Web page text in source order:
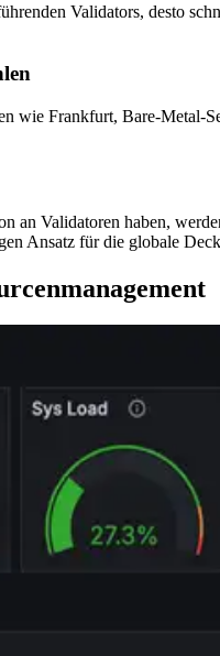
Validators, desto
wie Frankfurt, Bare-Metal-
an Validatoren haben,
Ansatz für die globale